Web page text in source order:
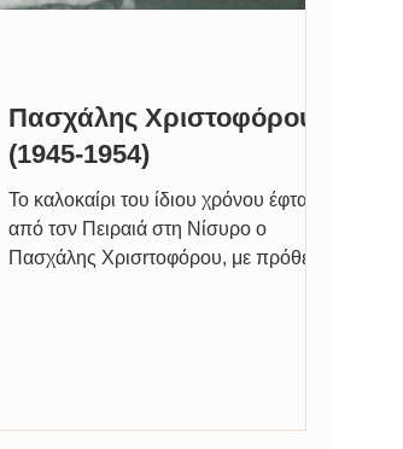
Πασχάλης Χριστοφόρου
(1945-1954)
Το καλοκαίρι του ίδιου χρόνου έφτασε
από τσν Πειραιά στη Νίσυρο ο
Πασχάλης Χρισrτoφόρου, με πρόθεση